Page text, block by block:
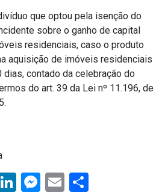
que optou pela isenção do
sobre o ganho de capital
residenciais, caso o produto
aquisição de imóveis residenciais
contado da celebração do
do art. 39 da Lei nº 11.196, de
LinkedIn
Messenger
Email